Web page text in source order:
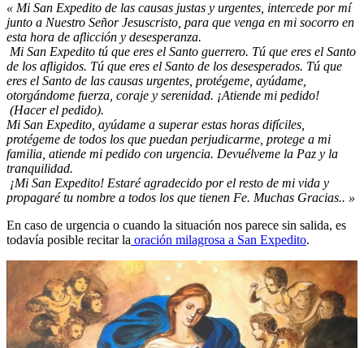
« Mi San Expedito de las causas justas y urgentes, intercede por mí
junto a Nuestro Señor Jesuscristo, para que venga en mi socorro en
esta hora de aflicción y desesperanza.
Mi San Expedito tú que eres el Santo guerrero. Tú que eres el Santo
de los afligidos. Tú que eres el Santo de los desesperados. Tú que
eres el Santo de las causas urgentes, protégeme, ayúdame,
otorgándome fuerza, coraje y serenidad. ¡Atiende mi pedido!
(Hacer el pedido).
Mi San Expedito, ayúdame a superar estas horas difíciles,
protégeme de todos los que puedan perjudicarme, protege a mi
familia, atiende mi pedido con urgencia. Devuélveme la Paz y la
tranquilidad.
¡Mi San Expedito! Estaré agradecido por el resto de mi vida y
propagaré tu nombre a todos los que tienen Fe. Muchas Gracias.. »
En caso de urgencia o cuando la situación nos parece sin salida, es
todavía posible recitar la oración milagrosa a San Expedito.